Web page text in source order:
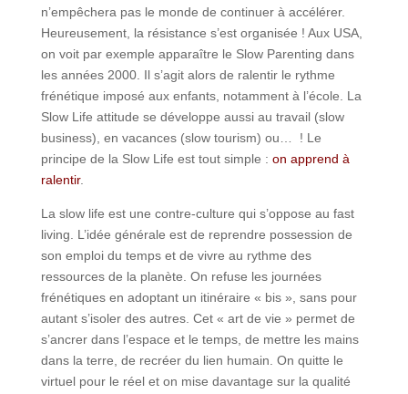
n’empêchera pas le monde de continuer à accélérer.
Heureusement, la résistance s’est organisée ! Aux USA,
on voit par exemple apparaître le Slow Parenting dans
les années 2000. Il s’agit alors de ralentir le rythme
frénétique imposé aux enfants, notamment à l’école. La
Slow Life attitude se développe aussi au travail (slow
business), en vacances (slow tourism) ou… ! Le
principe de la Slow Life est tout simple : on apprend à
ralentir.
La slow life est une contre-culture qui s’oppose au fast
living. L’idée générale est de reprendre possession de
son emploi du temps et de vivre au rythme des
ressources de la planète. On refuse les journées
frénétiques en adoptant un itinéraire « bis », sans pour
autant s’isoler des autres. Cet « art de vie » permet de
s’ancrer dans l’espace et le temps, de mettre les mains
dans la terre, de recréer du lien humain. On quitte le
virtuel pour le réel et on mise davantage sur la qualité